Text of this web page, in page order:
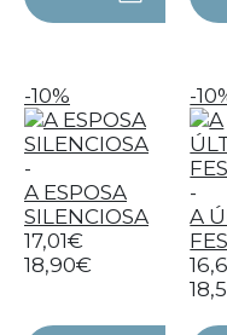
-10%
-
A ESPOSA
SILENCIOSA
17,01€
18,90€
-
-
A